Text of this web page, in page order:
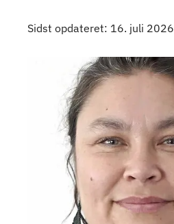
Sidst opdateret: 16. juli 2026
Kontaktpersoner